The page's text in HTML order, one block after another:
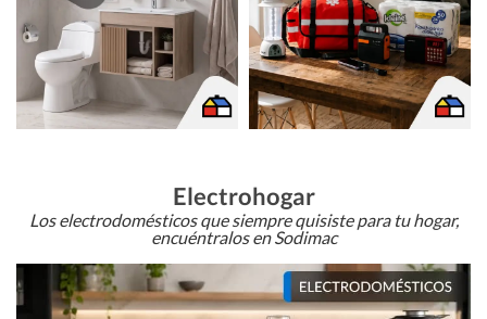
Electrohogar
Los electrodomésticos que siempre quisiste para tu hogar,
encuéntralos en Sodimac